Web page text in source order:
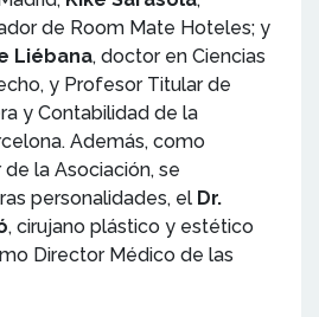
de Room Mate Hoteles; y
Liébana, doctor en Ciencias
y Profesor Titular de
y Contabilidad de la
Además, como
la Asociación, se
personalidades, el Dr.
, cirujano plástico y estético
Director Médico de las